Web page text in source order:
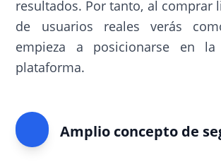
resultados. Por tanto, al comprar
de usuarios reales verás
empieza a posicionarse en
plataforma.
Amplio concepto de